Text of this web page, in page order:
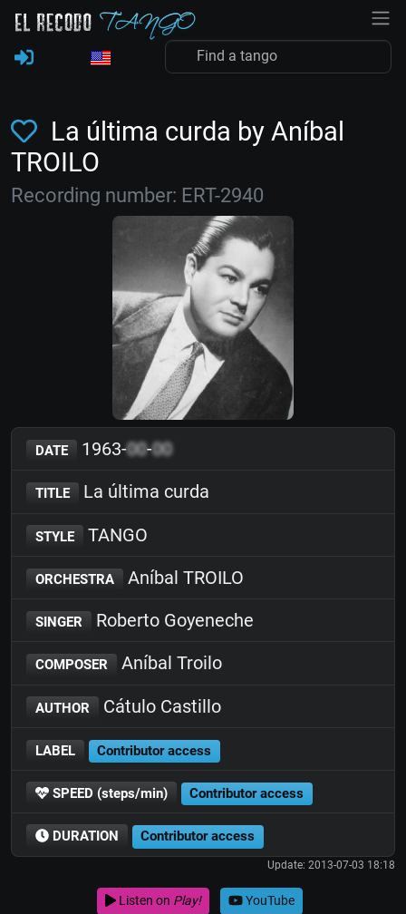
La última curda by Aníbal
TROILO
Recording number: ERT-2940
DATE 1963-00-00
TITLE La última curda
STYLE TANGO
ORCHESTRA Aníbal TROILO
SINGER Roberto Goyeneche
COMPOSER Aníbal Troilo
AUTHOR Cátulo Castillo
LABEL Contributor access
SPEED (steps/min) Contributor access
DURATION Contributor access
Update: 2013-07-03 18:18
Listen on Play! YouTube